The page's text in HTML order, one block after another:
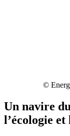
©
Un navire
l’écologie